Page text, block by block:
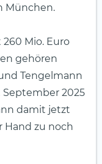
München.
Mio. Euro
gehören
Tengelmann
September 2025
damit jetzt
Hand zu noch